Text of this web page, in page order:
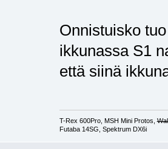
Onnistuisko
ikkunassa S1
että siinä
T-Rex 600Pro, MSH Mini Protos,
Futaba 14SG, Spektrum DX6i